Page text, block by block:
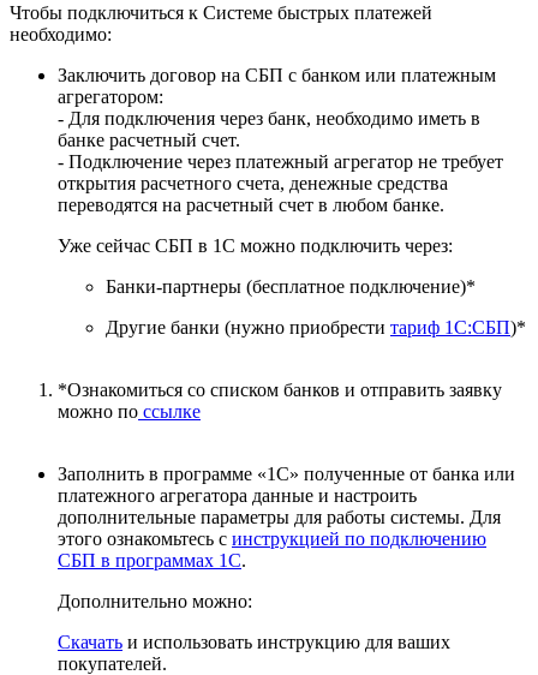
Чтобы подключиться к Системе быстрых платежей
необходимо:
Заключить договор на СБП с банком или платежным
агрегатором:
- Для подключения через банк, необходимо иметь в
банке расчетный счет.
- Подключение через платежный агрегатор не требует
открытия расчетного счета, денежные средства
переводятся на расчетный счет в любом банке.
Уже сейчас СБП в 1С можно подключить через:
Банки-партнеры (бесплатное подключение)*
Другие банки (нужно приобрести тариф 1С:СБП)*
*Ознакомиться со списком банков и отправить заявку
можно по ссылке
Заполнить в программе «1С» полученные от банка или
платежного агрегатора данные и настроить
дополнительные параметры для работы системы. Для
этого ознакомьтесь с инструкцией по подключению
СБП в программах 1С.
Дополнительно можно:
Скачать и использовать инструкцию для ваших
покупателей.